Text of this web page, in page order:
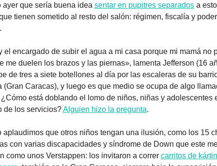
ayer que sería buena idea sentar en pupitres separados a
tienen sometido al resto del salón: régimen, fiscalía y poder
el encargado de subir el agua a mi casa porque mi mamá no
me duelen los brazos y las piernas», lamenta Jefferson (16
de tres a siete botellones al día por las escaleras de su
(Gran Caracas), y luego es que medio se ocupa de algo
está doblando el lomo de niños, niñas y adolescentes
de los servicios? Alguien hizo la pregunta.
aplaudimos que otros niños tengan una ilusión, como los 15
con varias discapacidades y síndrome de Down que este
como unos Verstappen: los invitaron a correr carritos de